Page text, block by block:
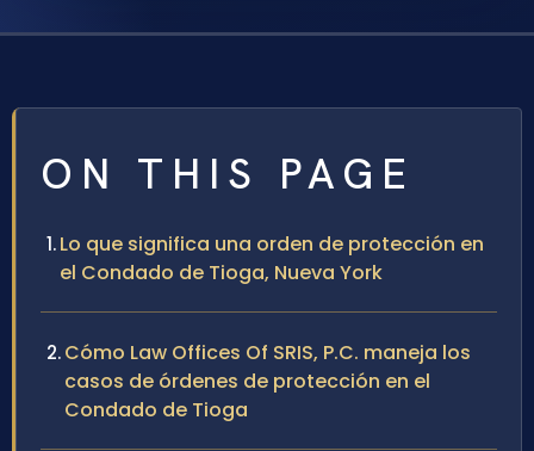
ON THIS PAGE
Lo que significa una orden de protección en
el Condado de Tioga, Nueva York
Cómo Law Offices Of SRIS, P.C. maneja los
casos de órdenes de protección en el
Condado de Tioga